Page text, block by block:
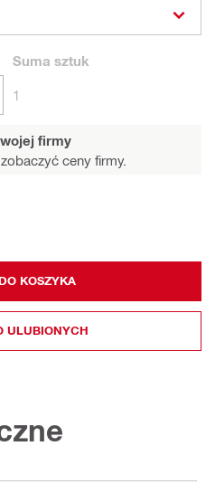
Suma sztuk
1
firmy
ceny firmy.
KOSZYKA
ULUBIONYCH